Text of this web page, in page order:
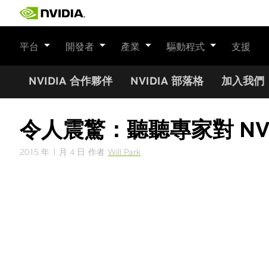
平台 開發者 產業 驅動程式 支援
NVIDIA 合作夥伴 NVIDIA 部落格 加入我們
令人震驚：聽聽專家對
2015 年 1 月 4 日 作者 Will Park